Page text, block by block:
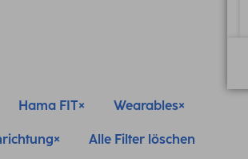
Hama FIT Wearables
Alle Filter löschen